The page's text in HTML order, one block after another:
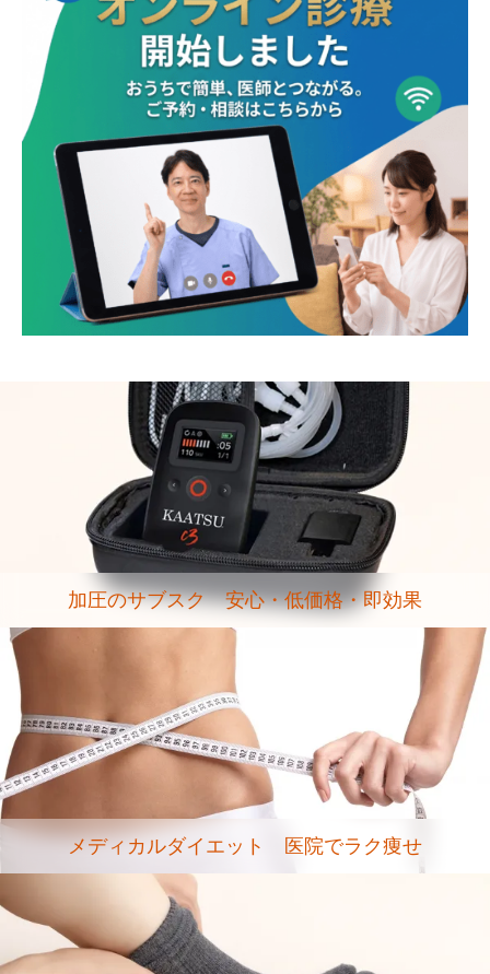
加圧のサブスク 安心・低価格・即効果
メディカルダイエット 医院でラク痩せ